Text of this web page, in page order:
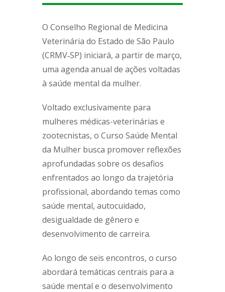
O Conselho Regional de Medicina
Veterinária do Estado de São Paulo
(CRMV‑SP) iniciará, a partir de março,
uma agenda anual de ações voltadas
à saúde mental da mulher.
Voltado exclusivamente para
mulheres médicas-veterinárias e
zootecnistas, o Curso Saúde Mental
da Mulher busca promover reflexões
aprofundadas sobre os desafios
enfrentados ao longo da trajetória
profissional, abordando temas como
saúde mental, autocuidado,
desigualdade de gênero e
desenvolvimento de carreira.
Ao longo de seis encontros, o curso
abordará temáticas centrais para a
saúde mental e o desenvolvimento